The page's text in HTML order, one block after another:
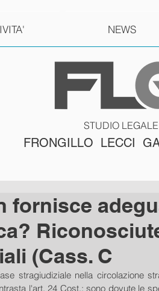
NEWS
STUDIO LEGALE
FRONGILLO LECCI
fornisce
(Cass. C
stragiudiziale nella circolazione
l'art. 24 Cost.: sono dovute le